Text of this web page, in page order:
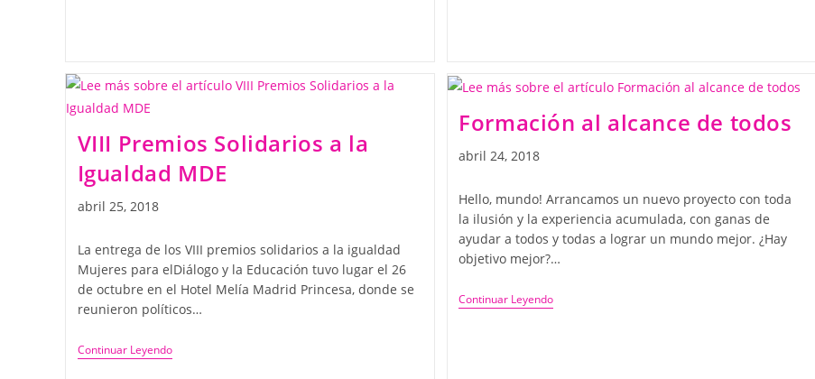
VIII Premios Solidarios a la
Igualdad MDE
abril 25, 2018
La entrega de los VIII premios solidarios a la igualdad
Mujeres para elDiálogo y la Educación tuvo lugar el 26
de octubre en el Hotel Melía Madrid Princesa, donde se
reunieron políticos…
Continuar Leyendo
Formación al alcance de todos
abril 24, 2018
Hello, mundo! Arrancamos un nuevo proyecto con toda
la ilusión y la experiencia acumulada, con ganas de
ayudar a todos y todas a lograr un mundo mejor. ¿Hay
objetivo mejor?…
Continuar Leyendo